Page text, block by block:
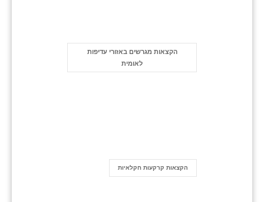
הקצאות מגרשים באזורי עדיפות
לאומית
הקצאות קרקעות חקלאיות